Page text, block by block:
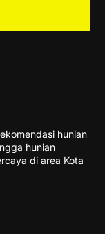
hunian
hunian
di area Kota